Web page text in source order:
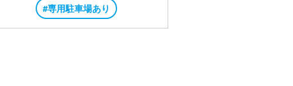
#専用駐車場あり